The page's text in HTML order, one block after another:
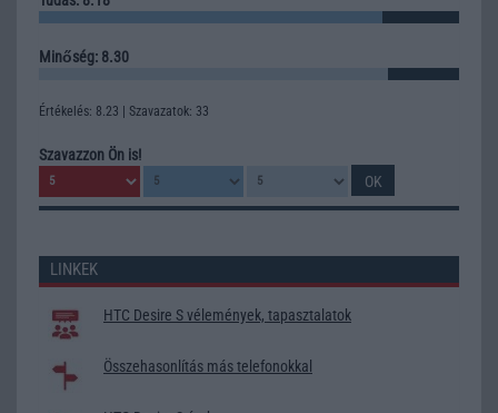
Minőség: 8.30
Értékelés: 8.23 | Szavazatok: 33
Szavazzon Ön is!
LINKEK
HTC Desire S vélemények, tapasztalatok
Összehasonlítás más telefonokkal